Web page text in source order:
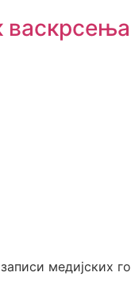
медијских